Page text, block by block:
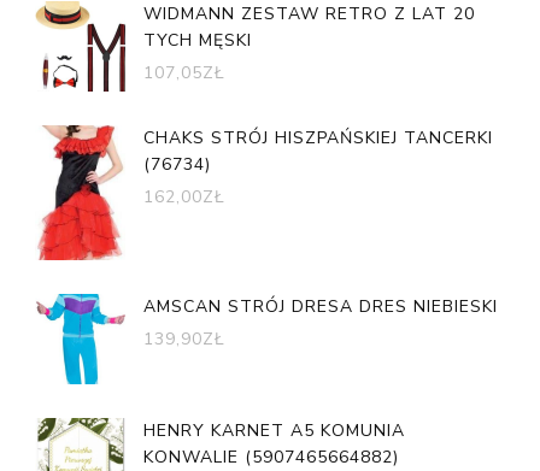
WIDMANN ZESTAW RETRO Z LAT 20
TYCH MĘSKI
107,05ZŁ
CHAKS STRÓJ HISZPAŃSKIEJ TANCERKI
(76734)
162,00ZŁ
AMSCAN STRÓJ DRESA DRES NIEBIESKI
139,90ZŁ
HENRY KARNET A5 KOMUNIA
KONWALIE (5907465664882)